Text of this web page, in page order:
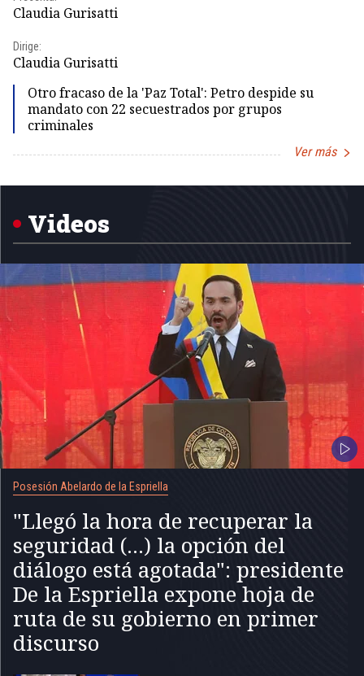
Claudia Gurisatti
Dirige:
Claudia Gurisatti
Otro fracaso de la 'Paz Total': Petro despide su
mandato con 22 secuestrados por grupos
criminales
Ver más
Videos
Posesión Abelardo de la Espriella
"Llegó la hora de recuperar la
seguridad (...) la opción del
diálogo está agotada": presidente
De la Espriella expone hoja de
ruta de su gobierno en primer
discurso